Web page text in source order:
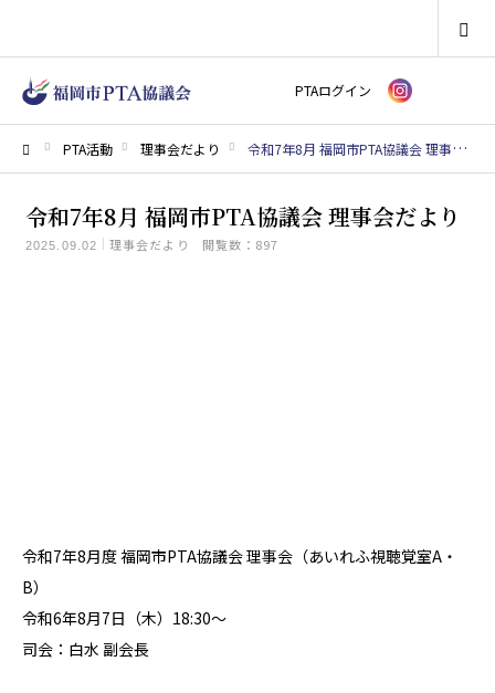
PTAログイン
PTA活動 理事会だより 令和7年8月 福岡市PTA協議会 理事会だより
令和7年8月 福岡市PTA協議会 理事会だより
2025.09.02 理事会だより 閲覧数：897
令和7年8月度 福岡市PTA協議会 理事会（あいれふ視聴覚室A・
B）
令和6年8月7日（木）18:30～
司会：白水 副会長